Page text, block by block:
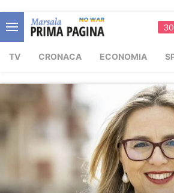
30
TV CRONACA ECONOMIA